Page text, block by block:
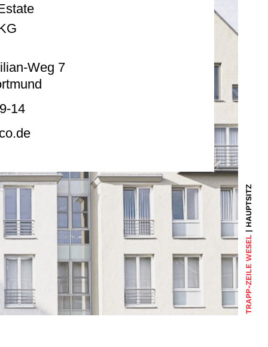
Weg 7
14
TRAPP-ZEILE WESEL
| HAUPTSITZ